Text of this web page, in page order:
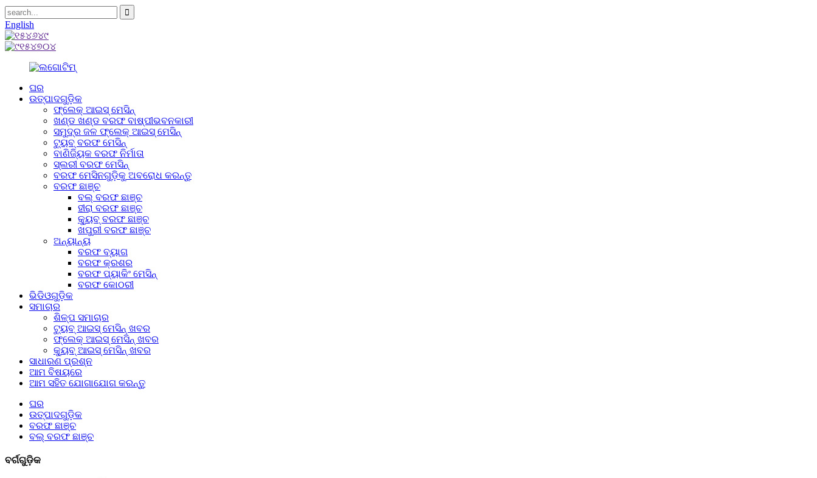
English
ଘର
ଉତ୍ପାଦଗୁଡ଼ିକ
ଫ୍ଲେକ୍ ଆଇସ୍ ମେସିନ୍
ଖଣ୍ଡ ଖଣ୍ଡ ବରଫ ବାଷ୍ପୀଭବନକାରୀ
ସମୁଦ୍ର ଜଳ ଫ୍ଲେକ୍ ଆଇସ୍ ମେସିନ୍
ଟ୍ୟୁବ୍ ବରଫ ମେସିନ୍
ବାଣିଜ୍ୟିକ ବରଫ ନିର୍ମାତା
ସ୍ଲରୀ ବରଫ ମେସିନ୍
ବରଫ ମେସିନଗୁଡ଼ିକୁ ଅବରୋଧ କରନ୍ତୁ
ବରଫ ଛାଞ୍ଚ
ବଲ୍ ବରଫ ଛାଞ୍ଚ
ହୀରା ବରଫ ଛାଞ୍ଚ
କ୍ୟୁବ୍ ବରଫ ଛାଞ୍ଚ
ଖପୁରୀ ବରଫ ଛାଞ୍ଚ
ଅନ୍ୟାନ୍ୟ
ବରଫ ବ୍ୟାଗ
ବରଫ କ୍ରଶର
ବରଫ ପ୍ୟାକିଂ ମେସିନ୍
ବରଫ କୋଠରୀ
ଭିଡିଓଗୁଡ଼ିକ
ସମାଚାର
ଶିଳ୍ପ ସମାଚାର
ଟ୍ୟୁବ୍ ଆଇସ୍ ମେସିନ୍ ଖବର
ଫ୍ଲେକ୍ ଆଇସ୍ ମେସିନ୍ ଖବର
କ୍ୟୁବ୍ ଆଇସ୍ ମେସିନ୍ ଖବର
ସାଧାରଣ ପ୍ରଶ୍ନ
ଆମ ବିଷୟରେ
ଆମ ସହିତ ଯୋଗାଯୋଗ କରନ୍ତୁ
ଘର
ଉତ୍ପାଦଗୁଡ଼ିକ
ବରଫ ଛାଞ୍ଚ
ବଲ୍ ବରଫ ଛାଞ୍ଚ
ବର୍ଗଗୁଡ଼ିକ